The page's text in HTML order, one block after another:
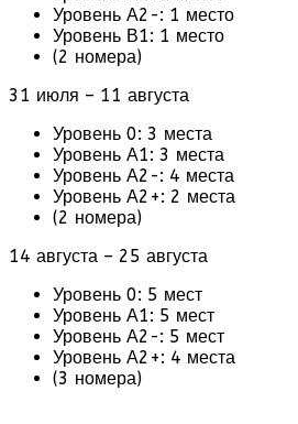
Уровень А2-: 1 место
Уровень В1: 1 место
(2 номера)
31 июля – 11 августа
Уровень 0: 3 места
Уровень А1: 3 места
Уровень А2-: 4 места
Уровень А2+: 2 места
(2 номера)
14 августа – 25 августа
Уровень 0: 5 мест
Уровень А1: 5 мест
Уровень А2-: 5 мест
Уровень А2+: 4 места
(3 номера)